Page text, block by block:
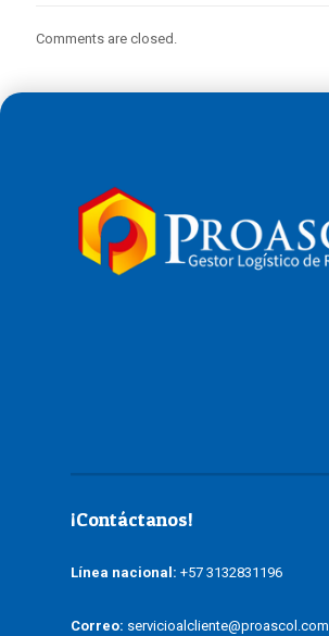
Comments are closed.
¡Contáctanos!
Línea nacional: +57 3132831196
Correo: servicioalcliente@proascol.com